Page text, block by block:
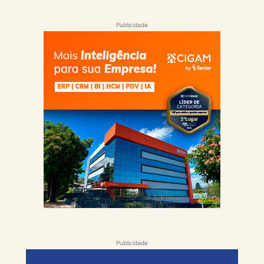
Publicidade
Publicidade